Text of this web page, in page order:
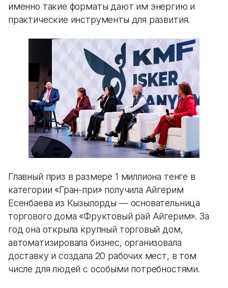
именно такие форматы дают им энергию и
практические инструменты для развития.
Главный приз в размере 1 миллиона тенге в
категории «Гран-при» получила Айгерим
Есенбаева из Кызылорды — основательница
торгового дома «Фруктовый рай Айгерим». За
год она открыла крупный торговый дом,
автоматизировала бизнес, организовала
доставку и создала 20 рабочих мест, в том
числе для людей с особыми потребностями.